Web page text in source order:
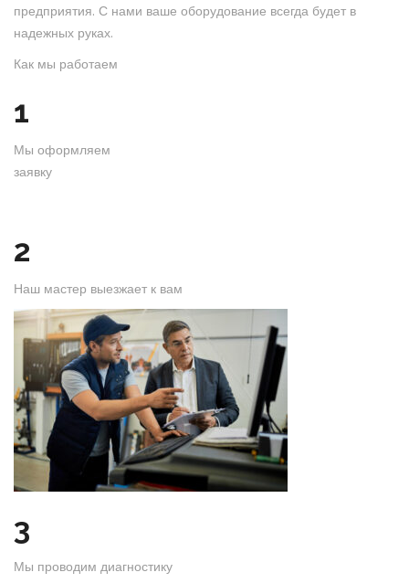
предприятия. С нами ваше оборудование всегда будет в
надежных руках.
Как мы работаем
1
Мы оформляем
заявку
2
Наш мастер выезжает к вам
3
Мы проводим диагностику